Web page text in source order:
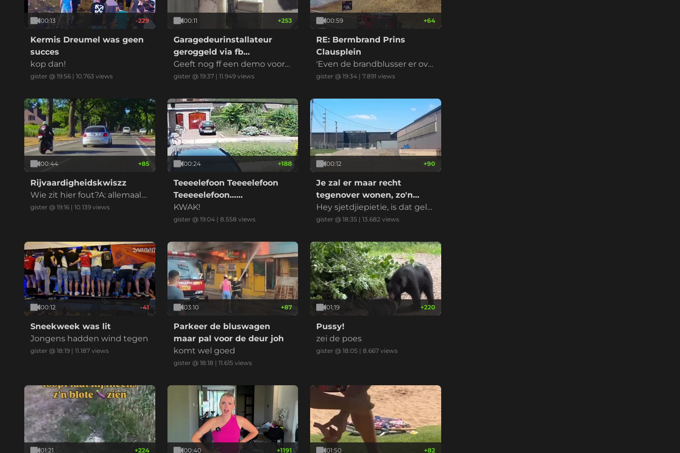
00:13 -229
Kermis Dreumel was geen
succes
kop dan!
gister @ 19:56 | 10.763 views
00:11 +253
Garagedeurinstallateur
geroggeld via fb
marktplaats
Geeft nog ff een demo voord
at ik betaal
gister @ 19:37| 11.949views
00:59 +64
RE: Bermbrand Prins
Clausplein
'Even de brandblusser er ove
r en het is geblust' riep iema
gister @ 19:34 |7.891 views
00:44 +85
Rijvaardigheidskwiszz
Wie zit hier fout?A: allemaal
B: iedereenC: alle betrokken
gister @ 19:16 | 10.139 views
00:24 +188
Teeeelefoon Teeeelefoon
Teeeeelefoon……
KWAK!
gister @ 19:04| 8.558 views
00:12 +90
Je zal er maar recht
tegenover wonen, zo'n
datacenter
Hey sjetdjiepietie, is dat gelui
d normaal?
gister @ 18:35 |13.682 views
00:12 -41
Sneekweek was lit
Jongens hadden wind tegen
gister @ 18:19 | 11.187 views
03:10 +87
Parkeer de bluswagen
maar pal voor de deur joh
komt wel goed
gister @ 18:18 | 11.615views
01:19 +220
Pussy!
zei de poes
gister @ 18:05 |8.667 views
01:21 +224 00:40 +1191 01:50 +82